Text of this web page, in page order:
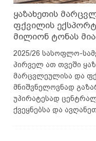
ყაზახეთის
ფქვილის
მილიონ ტონას
2025/26 სასოფლო-
პირველ ათ თვეში
მარცვლეულისა და
მნიშვნელოვნად
უპირატესად
ქვეყნებსა და